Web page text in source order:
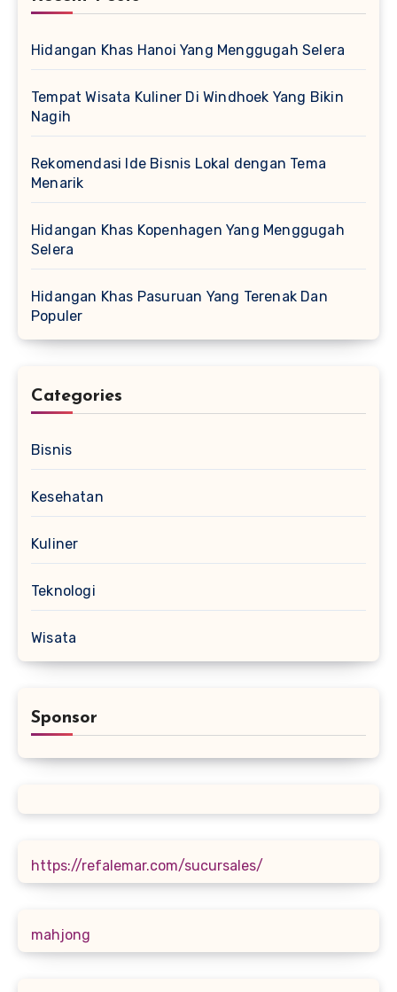
Hidangan Khas Hanoi Yang Menggugah Selera
Tempat Wisata Kuliner Di Windhoek Yang Bikin
Nagih
Rekomendasi Ide Bisnis Lokal dengan Tema
Menarik
Hidangan Khas Kopenhagen Yang Menggugah
Selera
Hidangan Khas Pasuruan Yang Terenak Dan
Populer
Categories
Bisnis
Kesehatan
Kuliner
Teknologi
Wisata
Sponsor
https://refalemar.com/sucursales/
mahjong